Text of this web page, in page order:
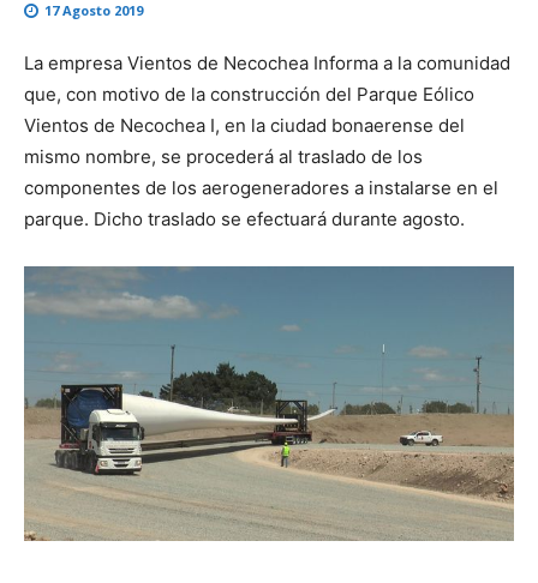
17 Agosto 2019
La empresa Vientos de Necochea Informa a la comunidad
que, con motivo de la construcción del Parque Eólico
Vientos de Necochea I, en la ciudad bonaerense del
mismo nombre, se procederá al traslado de los
componentes de los aerogeneradores a instalarse en el
parque. Dicho traslado se efectuará durante agosto.